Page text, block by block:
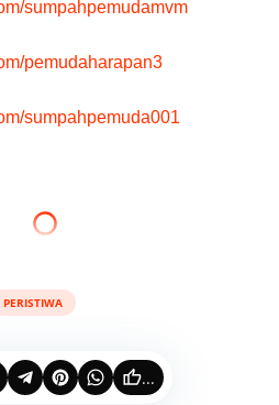
sumpahpemudamvm
pemudaharapan3
sumpahpemuda001
PERISTIWA
...